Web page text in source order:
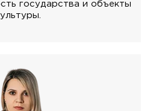
государства и объекты